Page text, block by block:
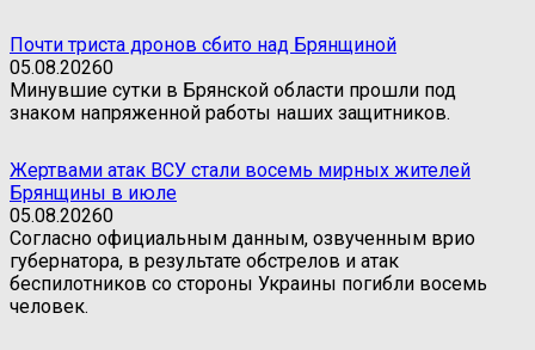
Почти триста дронов сбито над Брянщиной
05.08.20260
Минувшие сутки в Брянской области прошли под
знаком напряженной работы наших защитников.
Жертвами атак ВСУ стали восемь мирных жителей
Брянщины в июле
05.08.20260
Согласно официальным данным, озвученным врио
губернатора, в результате обстрелов и атак
беспилотников со стороны Украины погибли восемь
человек.